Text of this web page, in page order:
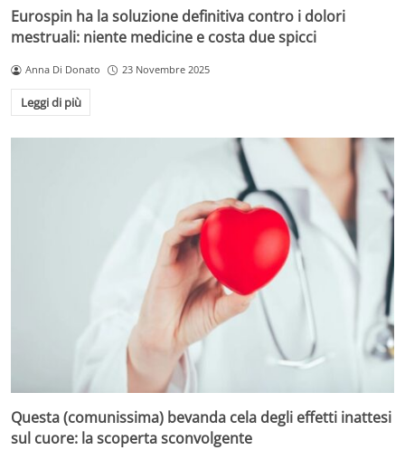
Eurospin ha la soluzione definitiva contro i dolori
mestruali: niente medicine e costa due spicci
Anna Di Donato 23 Novembre 2025
Leggi di più
Questa (comunissima) bevanda cela degli effetti inattesi
sul cuore: la scoperta sconvolgente